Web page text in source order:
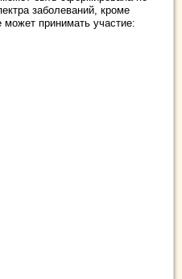
заболеваний, кроме
может принимать участие: